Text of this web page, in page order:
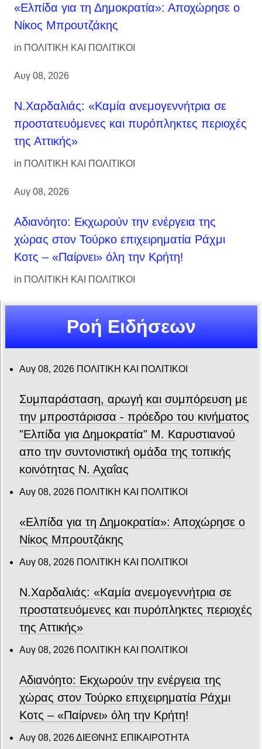
«Ελπίδα για τη Δημοκρατία»: Αποχώρησε ο
Νίκος Μπρουτζάκης
in ΠΟΛΙΤΙΚΗ ΚΑΙ ΠΟΛΙΤΙΚΟΙ
Αυγ 08, 2026
Ν.Χαρδαλιάς: «Καμία ανεμογεννήτρια σε
προστατευόμενες και πυρόπληκτες περιοχές
της Αττικής»
in ΠΟΛΙΤΙΚΗ ΚΑΙ ΠΟΛΙΤΙΚΟΙ
Αυγ 08, 2026
Αδιανόητο: Εκχωρούν την ενέργεια της
χώρας στον Τούρκο επιχειρηματία Ράχμι
Κοτς – «Παίρνει» όλη την Κρήτη!
in ΠΟΛΙΤΙΚΗ ΚΑΙ ΠΟΛΙΤΙΚΟΙ
Ροή Ειδήσεων
Αυγ 08, 2026 ΠΟΛΙΤΙΚΗ ΚΑΙ ΠΟΛΙΤΙΚΟΙ
Συμπαράσταση, αρωγή και συμπόρευση με
την μπροστάρισσα - πρόεδρο του κινήματος
"Ελπίδα για Δημοκρατία" Μ. Καρυστιανού
απο την συντονιστική ομάδα της τοπικής
κοινότητας Ν. Αχαΐας
Αυγ 08, 2026 ΠΟΛΙΤΙΚΗ ΚΑΙ ΠΟΛΙΤΙΚΟΙ
«Ελπίδα για τη Δημοκρατία»: Αποχώρησε ο
Νίκος Μπρουτζάκης
Αυγ 08, 2026 ΠΟΛΙΤΙΚΗ ΚΑΙ ΠΟΛΙΤΙΚΟΙ
Ν.Χαρδαλιάς: «Καμία ανεμογεννήτρια σε
προστατευόμενες και πυρόπληκτες περιοχές
της Αττικής»
Αυγ 08, 2026 ΠΟΛΙΤΙΚΗ ΚΑΙ ΠΟΛΙΤΙΚΟΙ
Αδιανόητο: Εκχωρούν την ενέργεια της
χώρας στον Τούρκο επιχειρηματία Ράχμι
Κοτς – «Παίρνει» όλη την Κρήτη!
Αυγ 08, 2026ΔΙΕΘΝΗΣ ΕΠΙΚΑΙΡΟΤΗΤΑ